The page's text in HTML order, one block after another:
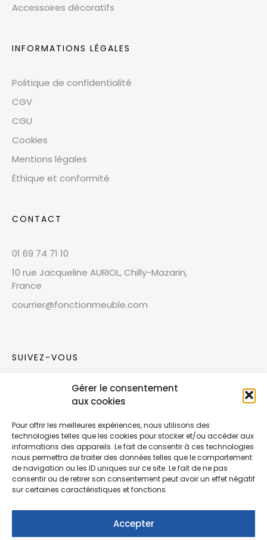
Gérer le consentement
aux cookies
Pour offrir les meilleures expériences, nous utilisons des
technologies telles que les cookies pour stocker et/ou accéder aux
informations des appareils. Le fait de consentir à ces technologies
nous permettra de traiter des données telles que le comportement
de navigation ou les ID uniques sur ce site. Le fait de ne pas
consentir ou de retirer son consentement peut avoir un effet négatif
sur certaines caractéristiques et fonctions.
Accepter
Accessoires décoratifs
INFORMATIONS LÉGALES
Politique de confidentialité
CGV
CGU
Cookies
Mentions légales
Éthique et conformité
CONTACT
01 69 74 71 10
10 rue Jacqueline AURIOL, Chilly-Mazarin,
France
courrier@fonctionmeuble.com
SUIVEZ-VOUS
Rejoignez notre communauté sur les réseaux
Nouvelles collections, vie de l’équipe ou
inspirations : soyez informés de nos dernières
actualités.